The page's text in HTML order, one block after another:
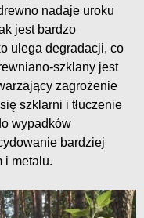
nadaje uroku
jest bardzo
ulega degradacji, co
szklany jest
zagrożenie
szklarni i tłuczenie
wypadków
bardziej
i metalu.